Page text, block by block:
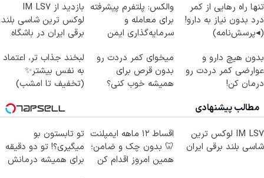
تنها راه رهایی از کمر
درد بدون نیاز به دارو!
(◂پرسش‌نامه)
والکس: پلتفرم پیشرفته
برای معامله و
سرمایه‌گذاری ایمن
بازدید از IM LS7
لوکس ترین شاسی بلند
برقی ایران در باشگاه
بدون هیچ دارو و
عوارضی کمر دردت رو
درمان کن!
میخوای کمر دردت رو
بدون قرص برای
همیشه خوب کنی؟
لبخند جذاب تر، اعتماد
به نفس بیشتر✨
(تخفیف تا امشب)
مطالب پیشنهادی
IM LS7 لوکس ترین
شاسی بلند برقی ایران
اقساط ۱۲ ماهه ایمپلنت
🦷 بدون چک و ضامن؛
همین امروز اقدام کن
تو تابستون بو
میگیری؟! تو دو دقیقه
برای همیشه درمانش